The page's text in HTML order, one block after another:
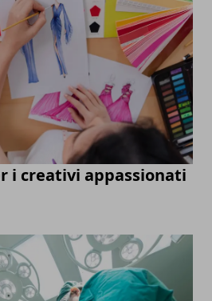
i creativi appassionati